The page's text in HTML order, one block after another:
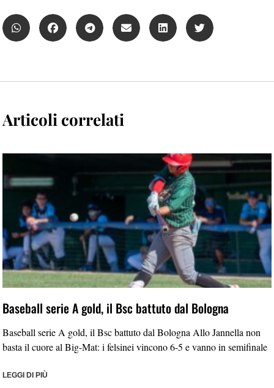
Articoli correlati
Baseball serie A gold, il Bsc battuto dal Bologna
Baseball serie A gold, il Bsc battuto dal Bologna Allo Jannella non
basta il cuore al Big-Mat: i felsinei vincono 6-5 e vanno in semifinale
LEGGI DI PIÙ